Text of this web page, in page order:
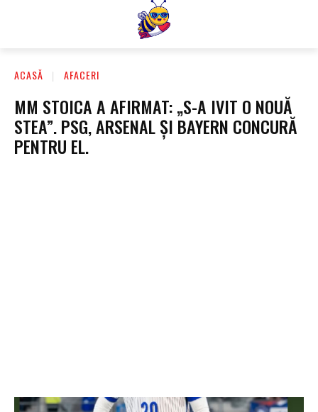
ACASĂ AFACERI
MM STOICA A AFIRMAT: „S-A IVIT O NOUĂ
STEA”. PSG, ARSENAL ȘI BAYERN CONCURĂ
PENTRU EL.